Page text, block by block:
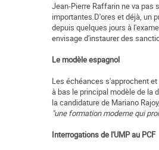
Jean-Pierre Raffarin ne va pas
importantes.D'ores et déjà, un
depuis quelques jours à
envisage d'instaurer des
Le modèle espagnol
Les échéances s'approchent
à bas le principal modèle de la
la candidature de Mariano
"une formation moderne qui
Interrogations de l'UMP au PCF